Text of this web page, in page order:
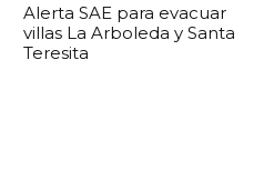
Alerta SAE para evacuar
villas La Arboleda y Santa
Teresita